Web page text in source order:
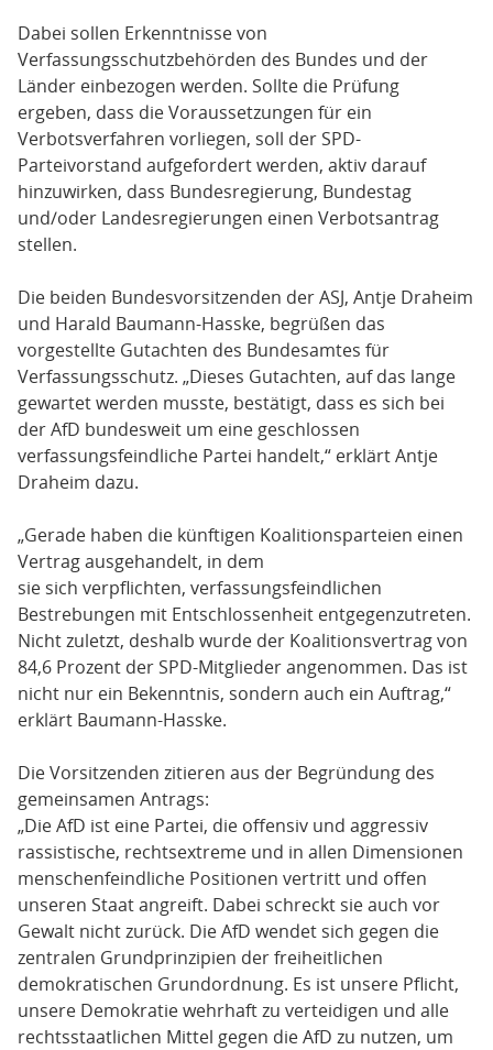
Dabei sollen Erkenntnisse von
Verfassungsschutzbehörden des Bundes und der
Länder einbezogen werden. Sollte die Prüfung
ergeben, dass die Voraussetzungen für ein
Verbotsverfahren vorliegen, soll der SPD-
Parteivorstand aufgefordert werden, aktiv darauf
hinzuwirken, dass Bundesregierung, Bundestag
und/oder Landesregierungen einen Verbotsantrag
stellen.
Die beiden Bundesvorsitzenden der ASJ, Antje Draheim
und Harald Baumann-Hasske, begrüßen das
vorgestellte Gutachten des Bundesamtes für
Verfassungsschutz. „Dieses Gutachten, auf das lange
gewartet werden musste, bestätigt, dass es sich bei
der AfD bundesweit um eine geschlossen
verfassungsfeindliche Partei handelt,“ erklärt Antje
Draheim dazu.
„Gerade haben die künftigen Koalitionsparteien einen
Vertrag ausgehandelt, in dem
sie sich verpflichten, verfassungsfeindlichen
Bestrebungen mit Entschlossenheit entgegenzutreten.
Nicht zuletzt, deshalb wurde der Koalitionsvertrag von
84,6 Prozent der SPD-Mitglieder angenommen. Das ist
nicht nur ein Bekenntnis, sondern auch ein Auftrag,“
erklärt Baumann-Hasske.
Die Vorsitzenden zitieren aus der Begründung des
gemeinsamen Antrags:
„Die AfD ist eine Partei, die offensiv und aggressiv
rassistische, rechtsextreme und in allen Dimensionen
menschenfeindliche Positionen vertritt und offen
unseren Staat angreift. Dabei schreckt sie auch vor
Gewalt nicht zurück. Die AfD wendet sich gegen die
zentralen Grundprinzipien der freiheitlichen
demokratischen Grundordnung. Es ist unsere Pflicht,
unsere Demokratie wehrhaft zu verteidigen und alle
rechtsstaatlichen Mittel gegen die AfD zu nutzen, um